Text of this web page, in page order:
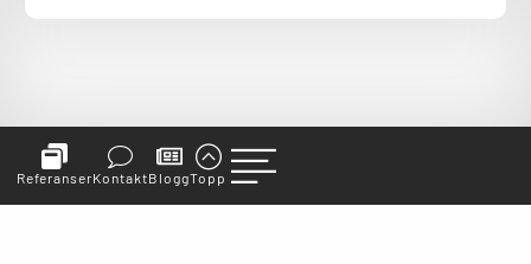
ReferanserKontaktBloggTopp